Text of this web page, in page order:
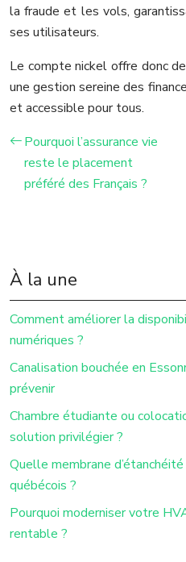
la fraude et les vols,
ses utilisateurs.
Le compte nickel offre donc
une gestion sereine des
et accessible pour tous.
Pourquoi l’assurance vie
reste le placement
préféré des Français ?
À la une
Comment améliorer la
numériques ?
Canalisation bouchée en
prévenir
Chambre étudiante ou
solution privilégier ?
Quelle membrane
québécois ?
Pourquoi moderniser votre
rentable ?